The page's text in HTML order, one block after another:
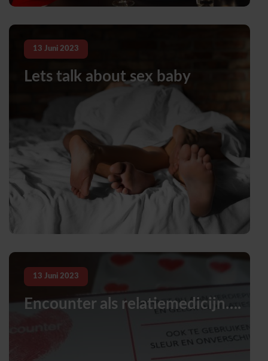
13 Juni 2023
Lets talk about sex baby
13 Juni 2023
Encounter als relatiemedicijn….